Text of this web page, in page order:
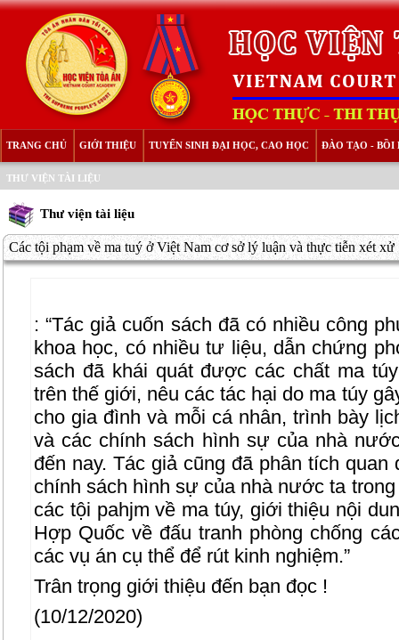
TRANG CHỦ GIỚI THIỆU TUYỂN SINH ĐẠI HỌC, CAO HỌC ĐÀO TẠO - BỒI
THƯ VIỆN TÀI LIỆU
Thư viện tài liệu
Các tội phạm về ma tuý ở Việt Nam cơ sở lý luận và thực tiễn xét xử
: “Tác giả cuốn sách đã có nhiều công
khoa học, có nhiều tư liệu, dẫn chứng
sách đã khái quát được các chất ma
trên thế giới, nêu các tác hại do ma túy
cho gia đình và mỗi cá nhân, trình bày
và các chính sách hình sự của nhà
đến nay. Tác giả cũng đã phân tích
chính sách hình sự của nhà nước ta
các tội pahjm về ma túy, giới thiệu nội
Hợp Quốc về đấu tranh phòng chống
các vụ án cụ thể để rút kinh nghiệm.”
Trân trọng giới thiệu đến bạn đọc !
(10/12/2020)